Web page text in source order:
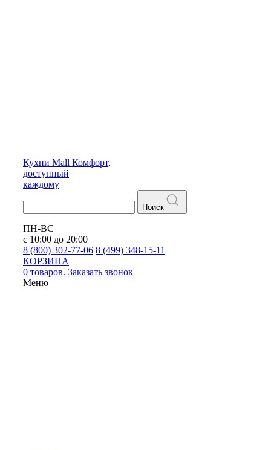
Кухни Mall Комфорт,
доступный
каждому
Поиск
ПН-ВС
с 10:00 до 20:00
8 (800) 302-77-06 8 (499) 348-15-11
КОРЗИНА
0 товаров. Заказать звонок
Меню